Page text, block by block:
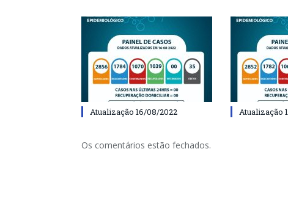
Atualização 16/08/2022 Atualização
Os comentários estão fechados.